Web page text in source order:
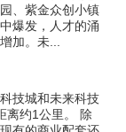
、紫金众创小镇
爆发，人才的涌
加。未...
技城和未来科技
离约1公里。 除